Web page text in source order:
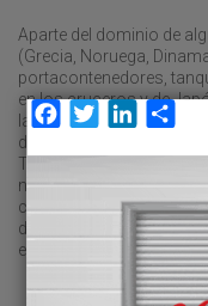
Aparte del dominio de
(Grecia, Noruega,
portacontenedores,
en los cruceros y de
la consolidación de
de las llamadas nuevas
Taiwán, etc.). Sería
normativa y práctica del
competitividad los
decrecimiento pese a
española.
Facebook
TwitterLinkedIn